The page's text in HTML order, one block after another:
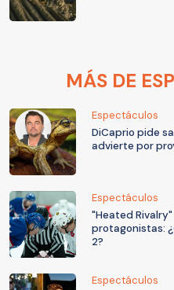
MÁS DE
Espectáculos
DiCaprio pide
advierte por
Espectáculos
"Heated
protagonistas:
2?
Espectáculos